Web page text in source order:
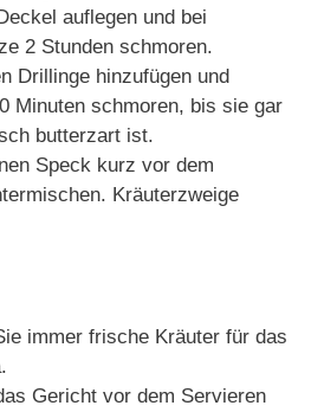
auflegen und bei
2 Stunden schmoren.
Drillinge hinzufügen und
Minuten schmoren, bis sie gar
butterzart ist.
Speck kurz vor dem
Kräuterzweige
immer frische Kräuter für das
Gericht vor dem Servieren